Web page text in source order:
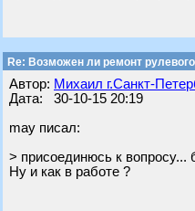
Re: Возможен ли ремонт
Автор: Михаил г.Санкт-
Дата: 30-10-15 20:19
may писал:
> присоединюсь к вопросу...
Ну и как в работе ?